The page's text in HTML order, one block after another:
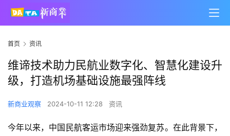
首页 资讯
维谛技术助力民航业数字化、智慧化建设升
级，打造机场基础设施最强阵线
新商业观察 2024-10-11 12:28 资讯
今年以来，中国民航客运市场迎来强劲复苏。在此背景下，